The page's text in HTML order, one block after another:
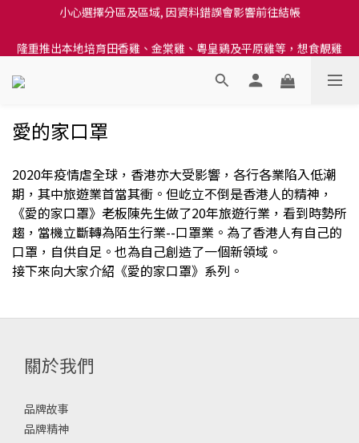
訂單結帳注意事項：送貨方法中選擇區域 - 然後當填寫地址時, 請
隆重推出本地培育田香雞、金棠雞、粵皇鷄及平原雞等，想食靚雞
就要嚟《餸您健康》
愛的家口罩
2020年疫情虐全球，香港亦大受影響，各行各業陷入低潮
期，其中旅遊業首當其衝。但屹立不倒是香港人的精神，
《愛的家口罩》老板陳先生做了20年旅遊行業，看到時勢所
趨，當機立斷轉為陌生行業--口罩業。為了香港人有自己的
口罩，自供自足。也為自己創造了一個新領域。
接下來向大家介紹《愛的家口罩》系列。
關於我們
品牌故事
品牌精神